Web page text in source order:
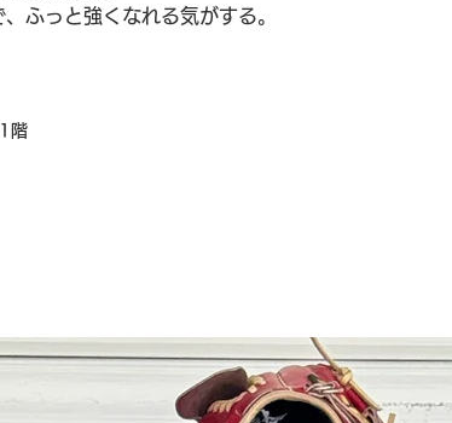
ふっと強くなれる気がする。
階